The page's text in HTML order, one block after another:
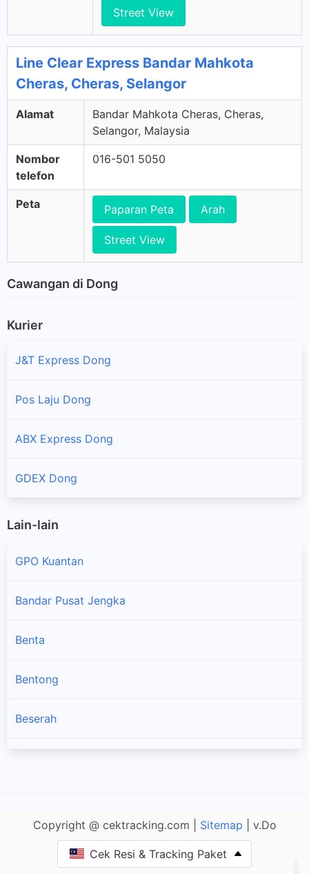
Street View
Line Clear Express Bandar Mahkota
Cheras, Cheras, Selangor
Alamat
Bandar Mahkota Cheras, Cheras,
Selangor, Malaysia
Nombor
telefon
016-501 5050
Peta Paparan Peta Arah
Street View
Cawangan di Dong
Kurier
J&T Express Dong
Pos Laju Dong
ABX Express Dong
GDEX Dong
Lain-lain
GPO Kuantan
Bandar Pusat Jengka
Benta
Bentong
Beserah
Genting Highlands
Copyright @ cektracking.com | Sitemap | v.Do
Cek Resi & Tracking Paket